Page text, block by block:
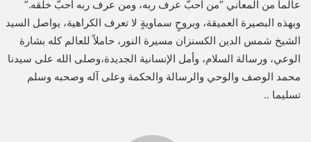
عالماً من المعاني “من أحبَّ عرف ربه، ومن عرف ربه أحبَّ خلقه.”
وبهذه البصيرة العميقة، وبروحٍ سماويةٍ لا تعرف الكراهية، يواصل السيد
الشيخ شمس الدين الكسنزان مسيرة النور، حاملاً للعالم كله بشارة
الوعي، ورسالة السلام، وأمل الإنسانية الجديدة،وصلى الله على سيدنا
محمد الوصف والوحي والرسالة والحكمة وعلى آله وصحبه وسلم
تسليما ..